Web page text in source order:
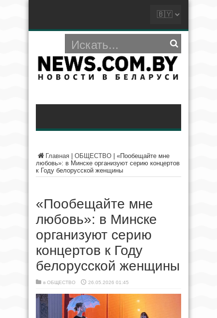
Главная ОБЩЕСТВО
«Пообещайте мне
любовь»: в Минске организуют серию концертов
к Году белорусской женщины
«Пообещайте мне
любовь»: в Минске
организуют серию
концертов к Году
белорусской женщины
в ОБЩЕСТВО 26.05.2026 01:45